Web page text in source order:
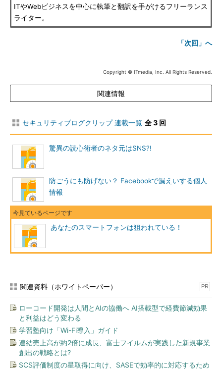
ITやWebビジネスを中心に執筆と翻訳を手がけるフリーランス
ライター。
「次回」へ
Copyright © ITmedia, Inc. All Rights Reserved.
関連情報
セキュリティブログクリップ 連載一覧 全 3 回
驚異の読心術者のネタ元はSNS?!
防ごうにも防げない？ Facebookで漏えいする個人
情報
あなたのスマートフォンは狙われている！
関連資料（ホワイトペーパー） PR
ローコード開発は人間とAIの協働へ AI搭載型で経費節減効果
と利益はどう変わる
学習塾向け「Wi-Fi導入」ガイド
連結売上高が約2倍に成長、富士フイルムが実践した新規事業
創出の戦略とは?
SCS評価制度の星取得に向け、SASEで効率的に対応するため